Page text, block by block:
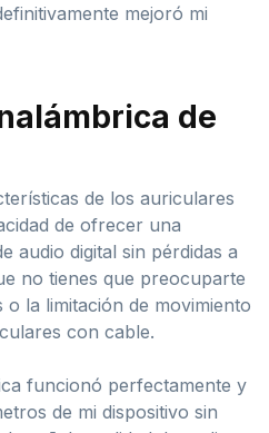
mejoró mi
de
de los auriculares
de ofrecer una
audio digital sin pérdidas a
no tienes que preocuparte
la limitación de movimiento
con cable.
funcionó perfectamente y
de mi dispositivo sin